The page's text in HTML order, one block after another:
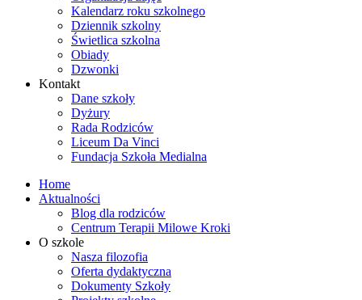
Kalendarz roku szkolnego
Dziennik szkolny
Świetlica szkolna
Obiady
Dzwonki
Kontakt
Dane szkoły
Dyżury
Rada Rodziców
Liceum Da Vinci
Fundacja Szkoła Medialna
Home
Aktualności
Blog dla rodziców
Centrum Terapii Milowe Kroki
O szkole
Nasza filozofia
Oferta dydaktyczna
Dokumenty Szkoły